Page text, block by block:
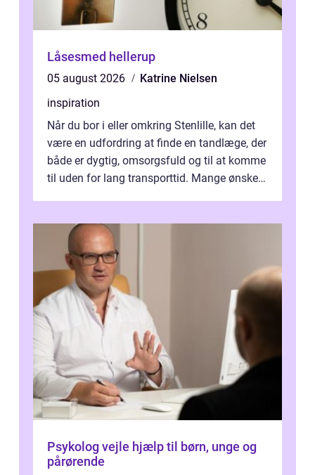
Låsesmed hellerup
05 august 2026
Katrine Nielsen
inspiration
Når du bor i eller omkring Stenlille, kan det
være en udfordring at finde en tandlæge, der
både er dygtig, omsorgsfuld og til at komme
til uden for lang transporttid. Mange ønsker
Psykolog vejle hjælp til børn, unge og
pårørende